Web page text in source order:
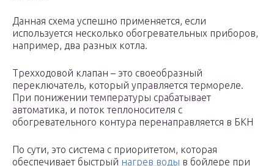
Данная схема успешно применяется, если
используется несколько обогревательных приборов,
например, два разных котла.
Трехходовой клапан – это своеобразный
переключатель, который управляется термореле.
При понижении температуры срабатывает
автоматика, и поток теплоносителя с
обогревательного контура перенаправляется в БКН
По сути, это система с приоритетом, которая
обеспечивает быстрый нагрев воды в бойлере при